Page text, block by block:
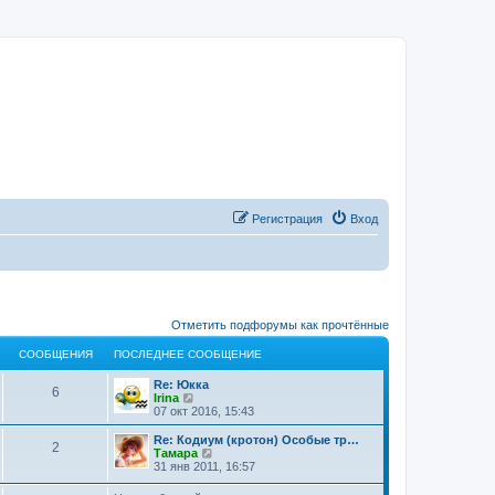
Вход
Регистрация
Отметить подфорумы как прочтённые
СООБЩЕНИЯ ПОСЛЕДНЕЕ СООБЩЕНИЕ
6
Re: Юкка
Irina
е
р
е
й
т
к
07 окт 2016, 15:43
2
Re: Кодиум (кротон) Особые тр…
Тамара
е
31 янв 2011, 16:57